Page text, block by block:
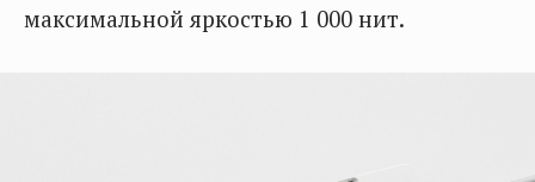
максимальной яркостью 1 000 нит.